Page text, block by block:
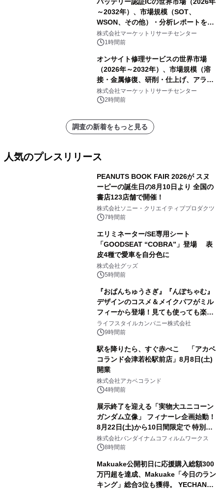
～2032年）、市場規模（SOT、
WSON、その他）・分析レポートを発
表
株式会社マーケットリサーチセンター
1時間前
オンサイト修理サービスの世界市場
（2026年～2032年）、市場規模（溶
接・金属修復、研削・仕上げ、アライ
メント、その他）・分析レポートを発
表
株式会社マーケットリサーチセンター
2時間前
調査の新着をもっと見る
人気のプレスリリース
PEANUTS BOOK FAIR 2026が スヌ
ーピーの誕生日の8月10日より 全国の
書店123店舗で開催！
株式会社ソニー・クリエイティブプロダクツ
7時間前
エリミネーター/SE専用シート
「GOODSEAT “COBRA”」登場 表
皮4種で愛車を自分色に
株式会社グッズ
5時間前
『おぱんちゅうさぎ』『んぽちゃむ』
デザインのコスメ＆メイクパフがミル
フィーから登場！見ても使っても楽し
い、ポップでキュートなコレクショ
ン。
ライフスタイルカンパニー株式会社
9時間前
駅を降りたら、すぐ赤べこ 「アカベ
コランド会津若松駅前店」8月8日(土)
開業
株式会社アカベコランド
4時間前
展示終了を迎える「実物大ユニコーン
ガンダム立像」 フィナーレ企画始動！
8月22日(土)から10日間限定で 特別映
像『UNICORN GUNDAM Statue ―
BEYOND POSSIBILITY ―』を上映！
株式会社バンダイナムコフィルムワークス
8時間前
Makuake公開初日に応援購入総額300
万円超を達成、Makuake「今日のラン
キング」総合3位も獲得。 YECHAN音